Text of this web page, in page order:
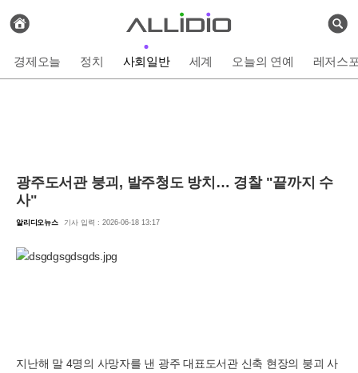
검
전
체
사
보
기
경제오늘 정치 사회일반 세계 오늘의 연예 레저스
광주도서관 붕괴, 발주청도 방치… 경찰 "끝까지 수
사"
알리디오뉴스 기사 입력 : 2026-06-18 13:17
지난해 말 4명의 사망자를 낸 광주 대표도서관 신축 현장의 붕괴 사